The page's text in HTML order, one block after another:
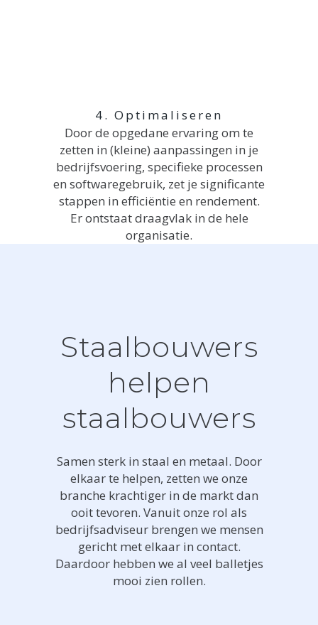
4. Optimaliseren
Door de opgedane ervaring om te
zetten in (kleine) aanpassingen in je
bedrijfsvoering, specifieke processen
en softwaregebruik, zet je significante
stappen in efficiëntie en rendement.
Er ontstaat draagvlak in de hele
organisatie.
Staalbouwers
helpen
staalbouwers
Samen sterk in staal en metaal. Door
elkaar te helpen, zetten we onze
branche krachtiger in de markt dan
ooit tevoren. Vanuit onze rol als
bedrijfsadviseur brengen we mensen
gericht met elkaar in contact.
Daardoor hebben we al veel balletjes
mooi zien rollen.